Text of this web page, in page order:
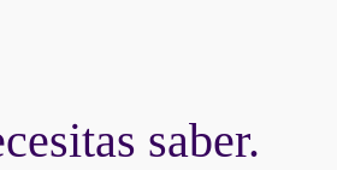
saber.